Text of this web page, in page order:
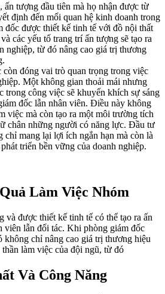
tượng đầu tiên mà họ nhận được từ
định đến mối quan hệ kinh doanh trong
đốc được thiết kế tinh tế với đồ nội thất
các yếu tố trang trí ấn tượng sẽ tạo ra
nghiệp, từ đó nâng cao giá trị thương
đóng vai trò quan trọng trong việc
Một không gian thoải mái nhưng
trong công việc sẽ khuyến khích sự sáng
đốc lẫn nhân viên. Điều này không
việc mà còn tạo ra một môi trường tích
chân những người có năng lực. Đầu tư
chỉ mang lại lợi ích ngắn hạn mà còn là
triển bền vững của doanh nghiệp.
Làm Việc Nhóm
và được thiết kế tinh tế có thể tạo ra ấn
viên lẫn đối tác. Khi phòng giám đốc
không chỉ nâng cao giá trị thương hiệu
làm việc của đội ngũ, từ đó
Và Công Năng